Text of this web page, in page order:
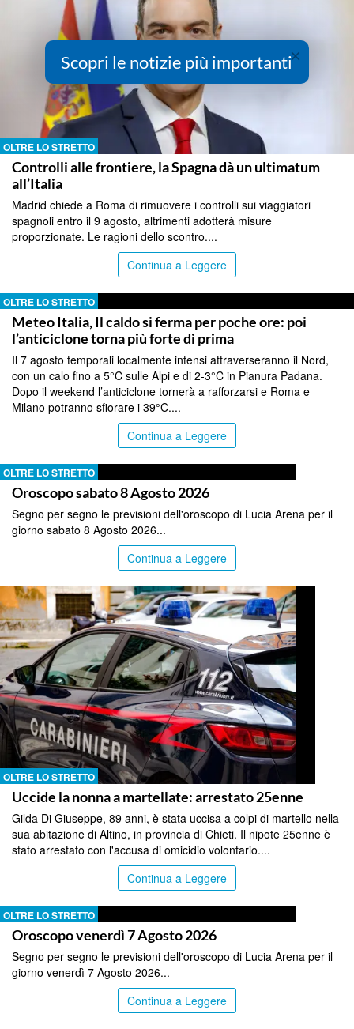
OLTRE LO STRETTO
Controlli alle frontiere, la Spagna dà un ultimatum
all’Italia
Madrid chiede a Roma di rimuovere i controlli sui viaggiatori
spagnoli entro il 9 agosto, altrimenti adotterà misure
proporzionate. Le ragioni dello scontro....
Continua a Leggere
OLTRE LO STRETTO
Meteo Italia, Il caldo si ferma per poche ore: poi
l’anticiclone torna più forte di prima
Il 7 agosto temporali localmente intensi attraverseranno il Nord,
con un calo fino a 5°C sulle Alpi e di 2-3°C in Pianura Padana.
Dopo il weekend l’anticiclone tornerà a rafforzarsi e Roma e
Milano potranno sfiorare i 39°C....
Continua a Leggere
OLTRE LO STRETTO
Oroscopo sabato 8 Agosto 2026
Segno per segno le previsioni dell'oroscopo di Lucia Arena per il
giorno sabato 8 Agosto 2026...
Continua a Leggere
OLTRE LO STRETTO
Uccide la nonna a martellate: arrestato 25enne
Gilda Di Giuseppe, 89 anni, è stata uccisa a colpi di martello nella
sua abitazione di Altino, in provincia di Chieti. Il nipote 25enne è
stato arrestato con l'accusa di omicidio volontario....
Continua a Leggere
OLTRE LO STRETTO
Oroscopo venerdì 7 Agosto 2026
Segno per segno le previsioni dell'oroscopo di Lucia Arena per il
giorno venerdì 7 Agosto 2026...
Continua a Leggere
×
Scopri le notizie più importanti